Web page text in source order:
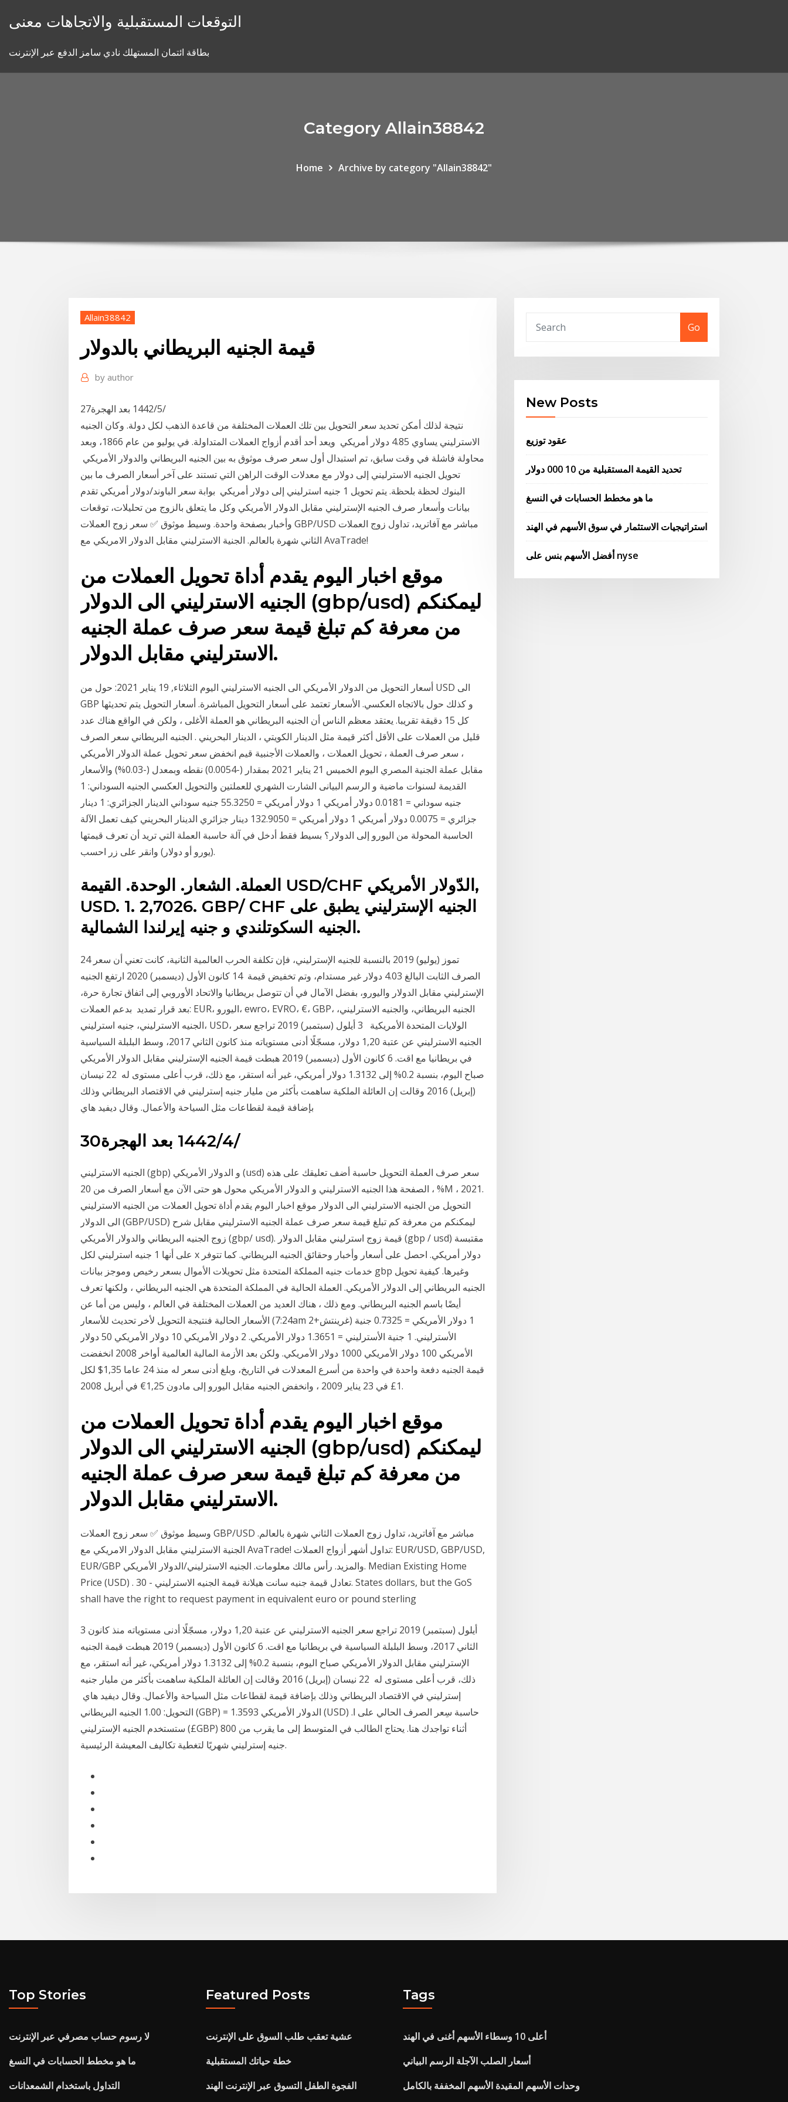
التوقعات المستقبلية والاتجاهات معنى
بطاقة ائتمان المستهلك نادي سامز الدفع عبر الإنترنت
Category Allain38842
Home Archive by category "Allain38842"
Allain38842
قيمة الجنيه البريطاني بالدولار
by author
27‏‏/5‏‏/1442 بعد الهجرة
نتيجة لذلك أمكن تحديد سعر التحويل بين تلك العملات المختلفة من قاعدة الذهب لكل دولة. وكان الجنيه
الاسترليني يساوي 4.85 دولار أمريكي ويعد أحد أقدم أزواج العملات المتداولة. في يوليو من عام 1866، وبعد
محاولة فاشلة في وقت سابق، تم استبدال أول سعر صرف موثوق به بين الجنيه البريطاني والدولار الأمريكي
تحويل الجنيه الاسترليني إلى دولار مع معدلات الوقت الراهن التي تستند على آخر أسعار الصرف ما بين
البنوك لحظة بلحظة. يتم تحويل 1 جنيه استرليني إلى دولار أمريكي بوابة سعر الباوند/دولار أمريكي تقدم
بيانات وأسعار صرف الجنيه الإسترليني مقابل الدولار الأمريكي وكل ما يتعلق بالزوج من تحليلات، توقعات
وأخبار بصفحة واحدة. وسيط موثوق ✅ سعر زوج العملات GBP/USD مباشر مع آفاتريد، تداول زوج العملات
الثاني شهرة بالعالم. الجنية الاسترليني مقابل الدولار الامريكي مع AvaTrade!
موقع اخبار اليوم يقدم أداة تحويل العملات من
الجنيه الاسترليني الى الدولار (gbp/usd) ليمكنكم
من معرفة كم تبلغ قيمة سعر صرف عملة الجنيه
الاسترليني مقابل الدولار.
أسعار التحويل من الدولار الأمريكي الى الجنيه الاسترليني اليوم الثلاثاء, 19 يناير 2021: حول من USD الى
GBP و كذلك حول بالاتجاه العكسي. الأسعار تعتمد على أسعار التحويل المباشرة. أسعار التحويل يتم تحديثها
كل 15 دقيقة تقريبا. يعتقد معظم الناس أن الجنيه البريطاني هو العملة الأغلى ، ولكن في الواقع هناك عدد
قليل من العملات على الأقل أكثر قيمة مثل الدينار الكويتي ، الدينار البحريني . الجنيه البريطاني سعر الصرف
، سعر صرف العملة ، تحويل العملات ، والعملات الأجنبية قيم انخفض سعر تحويل عملة الدولار الأمريكي
مقابل عملة الجنية المصري اليوم الخميس 21 يناير 2021 بمقدار (-0.0054) نقطه وبمعدل (-0.03%) والأسعار
القديمة لسنوات ماضية و الرسم البيانى الشارت الشهري للعملتين والتحويل العكسي الجنيه السوداني: 1
جنيه سوداني = 0.0181 دولار أمريكي 1 دولار أمريكي = 55.3250 جنيه سوداني الدينار الجزائري: 1 دينار
جزائري = 0.0075 دولار أمريكي 1 دولار أمريكي = 132.9050 دينار جزائري الدينار البحريني كيف تعمل الآلة
الحاسبة المحولة من اليورو إلى الدولار؟ بسيط فقط أدخل في آلة حاسبة العملة التي تريد أن تعرف قيمتها
(يورو أو دولار) وانقر على زر احسب.
العملة. الشعار. الوحدة. القيمة USD/CHF الدّولار الأمريكي,
USD. 1. 2,7026. GBP/ CHF الجنيه الإسترليني يطبق على
الجنيه السكوتلندي و جنيه إيرلندا الشمالية.
24 تموز (يوليو) 2019 بالنسبة للجنيه الإسترليني، فإن تكلفة الحرب العالمية الثانية، كانت تعني أن سعر
الصرف الثابت البالغ 4.03 دولار غير مستدام، وتم تخفيض قيمة 14 كانون الأول (ديسمبر) 2020 ارتفع الجنيه
الإسترليني مقابل الدولار واليورو، بفضل الآمال في أن تتوصل بريطانيا والاتحاد الأوروبي إلى اتفاق تجارة حرة،
بعد قرار تمديد بدعم العملات: EUR، اليورو، ewro، EVRO، €، GBP، الجنيه البريطاني، والجنيه الاسترليني،
الجنيه الاسترليني، جنيه استرليني، USD، الولايات المتحدة الأمريكية 3 أيلول (سبتمبر) 2019 تراجع سعر
الجنيه الاسترليني عن عتبة 1,20 ​دولار​، مسجّلًا أدنى مستوياته منذ كانون الثاني 2017، وسط البلبلة السياسية
في ​بريطانيا​ مع اقت. 6 كانون الأول (ديسمبر) 2019 هبطت قيمة الجنيه الإسترليني مقابل الدولار الأمريكي
صباح اليوم، بنسبة 0.2% إلى 1.3132 دولار أمريكي، غير أنه استقر، مع ذلك، قرب أعلى مستوى له 22 نيسان
(إبريل) 2016 وقالت إن العائلة الملكية ساهمت بأكثر من مليار جنيه إسترليني في الاقتصاد البريطاني وذلك
30‏‏/4‏‏/1442 بعد الهجرة
الجنيه الاسترليني (gbp) و الدولار الأمريكي (usd) سعر صرف العملة التحويل حاسبة أضف تعليقك على هذه
الصفحة هذا الجنيه الاسترليني و الدولار الأمريكي محول هو حتى الآن مع أسعار الصرف من 20 ، %M ، 2021.
التحويل من الجنيه الاسترليني الى الدولار موقع اخبار اليوم يقدم أداة تحويل العملات من الجنيه الاسترليني
الى الدولار (GBP/USD) ليمكنكم من معرفة كم تبلغ قيمة سعر صرف عملة الجنيه الاسترليني مقابل شرح
زوج الجنيه البريطاني والدولار الأمريكي (gbp/ usd). قيمة زوج استرليني مقابل الدولار (gbp / usd) مقتبسة
على أنها 1 جنيه استرليني لكل x دولار أمريكي. احصل على أسعار وأخبار وحقائق الجنيه البريطاني. كما تتوفر
خدمات جنيه المملكة المتحدة مثل تحويلات الأموال بسعر رخيص وموجز بيانات gbp وغيرها. كيفية تحويل
الجنيه البريطاني إلى الدولار الأمريكي. العملة الحالية في المملكة المتحدة هي الجنيه البريطاني ، ولكنها تعرف
أيضًا باسم الجنيه البريطاني. ومع ذلك ، هناك العديد من العملات المختلفة في العالم ، وليس من أما عن
الأسعار الحالية فنتيجة التحويل لأخر تحديث للأسعار (7:24am غرينتش+2) 1 دولار الأمريكي = 0.7325 جنية
الأسترليني. 1 جنية الأسترليني = 1.3651 دولار الأمريكي. 2 دولار الأمريكي 10 دولار الأمريكي 50 دولار
الأمريكي 100 دولار الأمريكي 1000 دولار الأمريكي. ولكن بعد الأزمة المالية العالمية أواخر 2008 انخفضت
قيمة الجنيه دفعة واحدة في واحدة من أسرع المعدلات في التاريخ، وبلغ أدنى سعر له منذ 24 عاما 1,35$ لكل
1£ في 23 يناير 2009 ، وانخفض الجنيه مقابل اليورو إلى مادون 1,25€ في أبريل 2008.
موقع اخبار اليوم يقدم أداة تحويل العملات من
الجنيه الاسترليني الى الدولار (gbp/usd) ليمكنكم
من معرفة كم تبلغ قيمة سعر صرف عملة الجنيه
الاسترليني مقابل الدولار.
وسيط موثوق ✅ سعر زوج العملات GBP/USD مباشر مع آفاتريد، تداول زوج العملات الثاني شهرة بالعالم.
الجنية الاسترليني مقابل الدولار الامريكي مع AvaTrade! تداول أشهر أزواج العملات: EUR/USD, GBP/USD,
EUR/GBP والمزيد. رأس مالك معلومات. الجنيه الاسترليني/الدولار الأمريكي. Median Existing Home
Price (USD) . 30 - تعادل قيمة جنيه سانت هيلانة قيمة الجنيه الاسترليني. States dollars, but the GoS
shall have the right to request payment in equivalent euro or pound sterling
3 أيلول (سبتمبر) 2019 تراجع سعر الجنيه الاسترليني عن عتبة 1,20 ​دولار​، مسجّلًا أدنى مستوياته منذ كانون
الثاني 2017، وسط البلبلة السياسية في ​بريطانيا​ مع اقت. 6 كانون الأول (ديسمبر) 2019 هبطت قيمة الجنيه
الإسترليني مقابل الدولار الأمريكي صباح اليوم، بنسبة 0.2% إلى 1.3132 دولار أمريكي، غير أنه استقر، مع
ذلك، قرب أعلى مستوى له 22 نيسان (إبريل) 2016 وقالت إن العائلة الملكية ساهمت بأكثر من مليار جنيه
إسترليني في الاقتصاد البريطاني وذلك بإضافة قيمة لقطاعات مثل السياحة والأعمال. وقال ديفيد هاي
التحويل: 1.00 الجنيه البريطاني (GBP) = 1.3593 الدولار الأمريكي (USD) حاسبة سِعر الصرف الحالي على ا.
ستستخدم الجنيه الإسترليني (£GBP) أثناء تواجدك هنا. يحتاج الطالب في المتوسط إلى ما يقرب من 800
جنيه إسترليني شهريًا لتغطية تكاليف المعيشة الرئيسية.
Go
New Posts
عقود توزيع
تحديد القيمة المستقبلية من 10 000 دولار
ما هو مخطط الحسابات في النسغ
استراتيجيات الاستثمار في سوق الأسهم في الهند
أفضل الأسهم بنس على nyse
Top Stories
لا رسوم حساب مصرفي عبر الإنترنت
ما هو مخطط الحسابات في النسغ
التداول باستخدام الشمعدانات
Featured Posts
عشية تعقب طلب السوق على الإنترنت
خطة حياتك المستقبلية
الفجوة الطفل التسوق عبر الإنترنت الهند
Tags
أعلى 10 وسطاء الأسهم أغنى في الهند
أسعار الصلب الآجلة الرسم البياني
وحدات الأسهم المقيدة الأسهم المخففة بالكامل